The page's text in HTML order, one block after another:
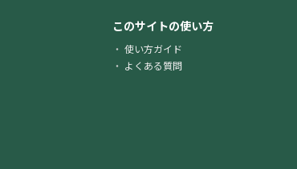
このサイトの使い方
使い方ガイド
よくある質問